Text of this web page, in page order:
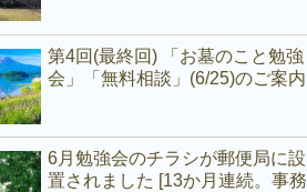
第4回(最終回) 「お墓のこと勉強
会」「無料相談」(6/25)のご案内
6月勉強会のチラシが郵便局に設
置されました [13か月連続。事務